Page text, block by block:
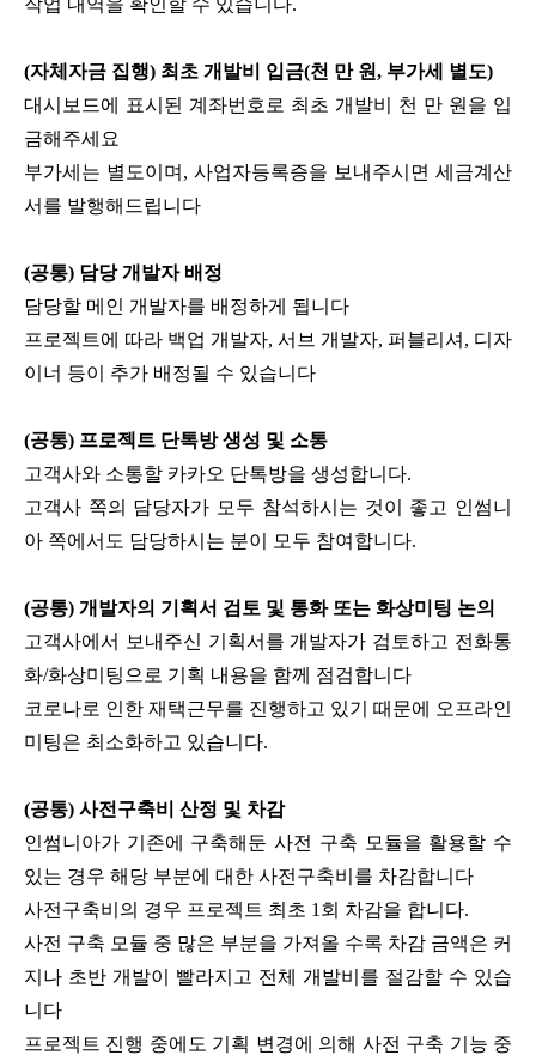
(자체자금 집행) 최초 개발비 입금(천 만 원, 부가세 별도)
대시보드에 표시된 계좌번호로 최초 개발비 천 만 원을 입
금해주세요
부가세는 별도이며, 사업자등록증을 보내주시면 세금계산
서를 발행해드립니다
(공통) 담당 개발자 배정
담당할 메인 개발자를 배정하게 됩니다
프로젝트에 따라 백업 개발자, 서브 개발자, 퍼블리셔, 디자
이너 등이 추가 배정될 수 있습니다
(공통) 프로젝트 단톡방 생성 및 소통
고객사와 소통할 카카오 단톡방을 생성합니다.
고객사 쪽의 담당자가 모두 참석하시는 것이 좋고 인썸니
아 쪽에서도 담당하시는 분이 모두 참여합니다.
(공통) 개발자의 기획서 검토 및 통화 또는 화상미팅 논의
고객사에서 보내주신 기획서를 개발자가 검토하고 전화통
화/화상미팅으로 기획 내용을 함께 점검합니다
코로나로 인한 재택근무를 진행하고 있기 때문에 오프라인
미팅은 최소화하고 있습니다.
(공통) 사전구축비 산정 및 차감
인썸니아가 기존에 구축해둔 사전 구축 모듈을 활용할 수
있는 경우 해당 부분에 대한 사전구축비를 차감합니다
사전구축비의 경우 프로젝트 최초 1회 차감을 합니다.
사전 구축 모듈 중 많은 부분을 가져올 수록 차감 금액은 커
지나 초반 개발이 빨라지고 전체 개발비를 절감할 수 있습
니다
프로젝트 진행 중에도 기획 변경에 의해 사전 구축 기능 중